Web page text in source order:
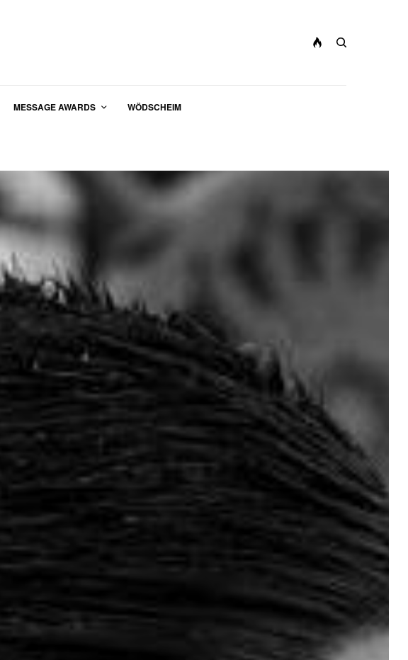
MESSAGE AWARDS WÖDSCHEIM